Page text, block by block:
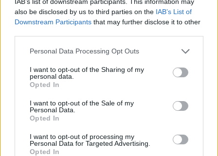
also be disclosed by us to third parties on the IAB’s List of
Downstream Participants that may further disclose it to other
Personal Data Processing Opt Outs
I want to opt-out of the Sharing of my
personal data.
Opted In
I want to opt-out of the Sale of my
Personal Data.
Opted In
I want to opt-out of processing my
Personal Data for Targeted Advertising.
Opted In
UNICOL SRL 10-25 milioni Fontanelle
2-5 milioni
10-25 milioni
RECOLL